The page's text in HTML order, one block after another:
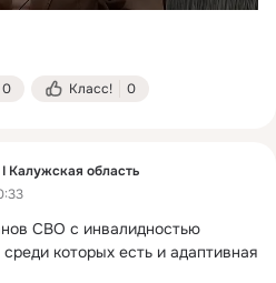
0 Класс! 0
Калужская область
СВО с инвалидностью
которых есть и адаптивная